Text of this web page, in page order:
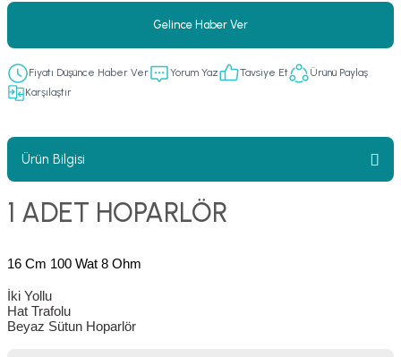
Devre Mebran
Mikrofonları
Gelince Haber Ver
Fiyatı Düşünce Haber Ver Yorum Yaz Tavsiye Et
Ürünü Paylaş
Karşılaştır
Ürün Bilgisi
1 ADET HOPARLÖR
16 Cm 100 Wat 8 Ohm
İki Yollu
Hat Trafolu
Beyaz Sütun Hoparlör